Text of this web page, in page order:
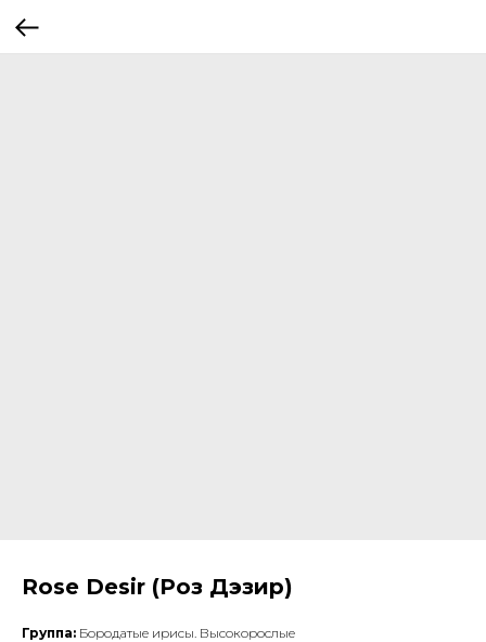
Rose Desir (Роз Дэзир)
Группа: Бородатые ирисы. Высокорослые